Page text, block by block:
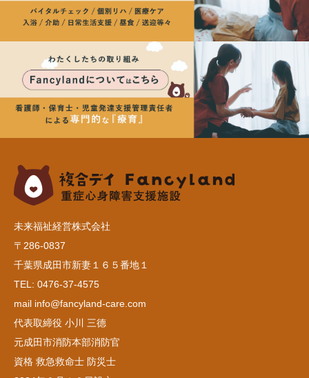
未来福祉経営株式会社
〒286-0837
千葉県成田市新妻１６５番地１
TEL: 0476-37-4575
mail info@fancyland-care.com
代表取締役 小川 三德
元成田市消防本部消防官
資格 救急救命士 防災士